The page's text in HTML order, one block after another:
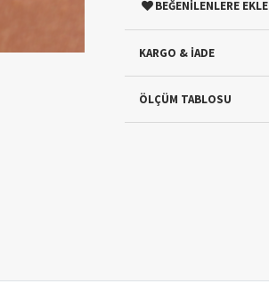
BEĞENİLENLERE EKLE
KARGO & İADE
ÖLÇÜM TABLOSU